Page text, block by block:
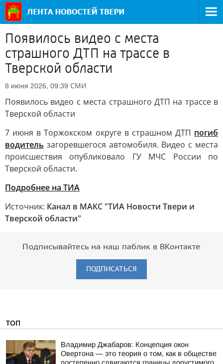
Появилось видео с места
страшного ДТП на трассе в
Тверской области
8 июня 2026, 09:39 СМИ
Появилось видео с места страшного ДТП на трассе в
Тверской области
7 июня в Торжокском округе в страшном ДТП погиб
водитель загоревшегося автомобиля. Видео с места
происшествия опубликовало ГУ МЧС России по
Тверской области.
Подробнее на ТИА
Источник: Канал в МАКС "ТИА Новости Твери и
Тверской области"
Подписывайтесь на наш паблик в ВКонтакте
ПОДПИСАТЬСЯ
ТОП
Владимир Джабаров: Концепция окон
Овертона — это теория о том, как в обществе